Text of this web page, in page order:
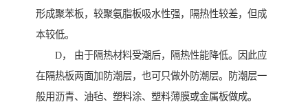
形成聚苯板，较聚氨脂板吸水性强，隔热性较差，但成
本较低。
D， 由于隔热材料受潮后，隔热性能降低。因此应
在隔热板两面加防潮层，也可只做外防潮层。防潮层一
般用沥青、油毡、塑料涂、塑料薄膜或金属板做成。